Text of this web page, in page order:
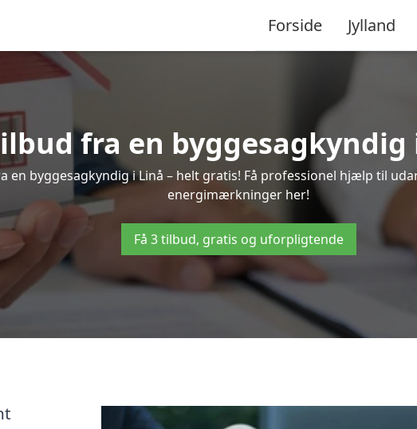
Forside Jylland
fra en byggesagkyndig
byggesagkyndig i Linå – helt gratis! Få professionel hjælp til
energimærkninger her!
Få 3 tilbud, gratis og uforpligtende